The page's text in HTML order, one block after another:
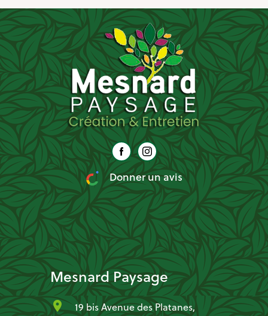
Donner un avis
Mesnard Paysage
location_on 19 bis Avenue des Platanes,